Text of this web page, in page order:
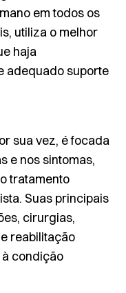
em todos os
utiliza o melhor
haja
adequado suporte
sua vez, é focada
e nos sintomas,
tratamento
Suas principais
cirurgias,
reabilitação
condição